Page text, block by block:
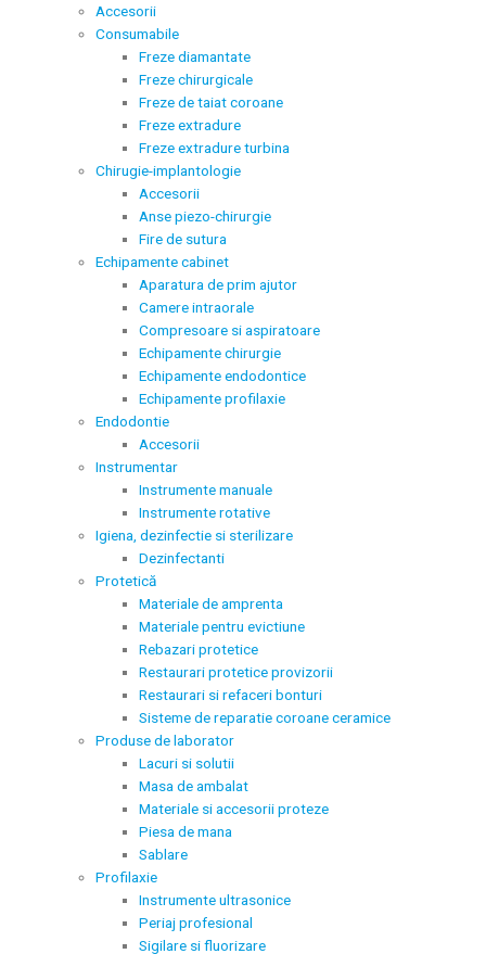
Accesorii
Consumabile
Freze diamantate
Freze chirurgicale
Freze de taiat coroane
Freze extradure
Freze extradure turbina
Chirugie-implantologie
Accesorii
Anse piezo-chirurgie
Fire de sutura
Echipamente cabinet
Aparatura de prim ajutor
Camere intraorale
Compresoare si aspiratoare
Echipamente chirurgie
Echipamente endodontice
Echipamente profilaxie
Endodontie
Accesorii
Instrumentar
Instrumente manuale
Instrumente rotative
Igiena, dezinfectie si sterilizare
Dezinfectanti
Protetică
Materiale de amprenta
Materiale pentru evictiune
Rebazari protetice
Restaurari protetice provizorii
Restaurari si refaceri bonturi
Sisteme de reparatie coroane ceramice
Produse de laborator
Lacuri si solutii
Masa de ambalat
Materiale si accesorii proteze
Piesa de mana
Sablare
Profilaxie
Instrumente ultrasonice
Periaj profesional
Sigilare si fluorizare